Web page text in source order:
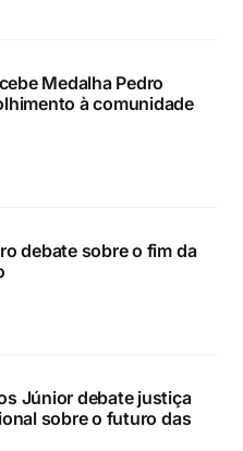
Medalha Pedro
à comunidade
debate sobre o fim da
Júnior debate justiça
sobre o futuro das